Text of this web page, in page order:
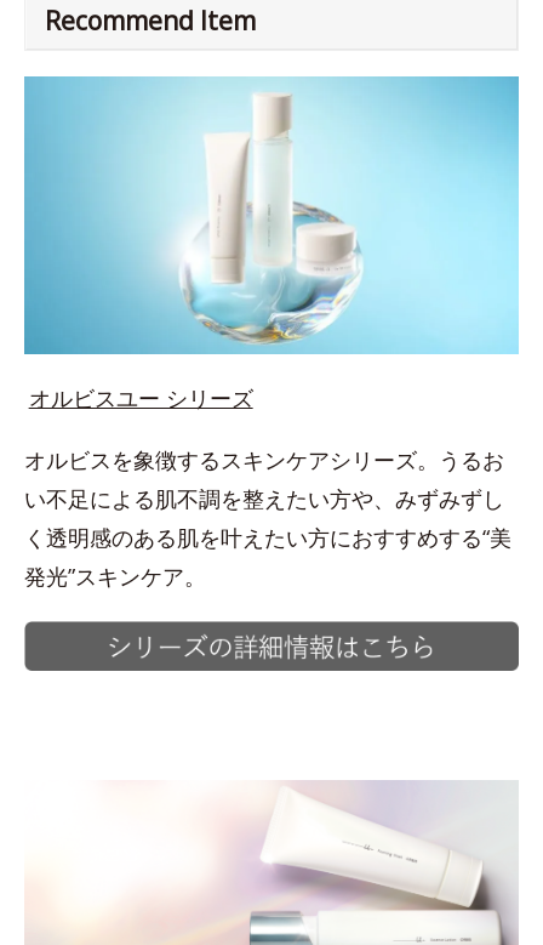
Recommend Item
オルビスユー シリーズ
オルビスを象徴するスキンケアシリーズ。うるお
い不足による肌不調を整えたい方や、みずみずし
く透明感のある肌を叶えたい方におすすめする“美
発光”スキンケア。